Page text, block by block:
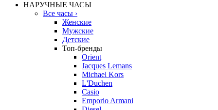
НАРУЧНЫЕ ЧАСЫ
Все часы ›
Женские
Мужские
Детские
Топ-бренды
Orient
Jacques Lemans
Michael Kors
L'Duchen
Casio
Emporio Armani